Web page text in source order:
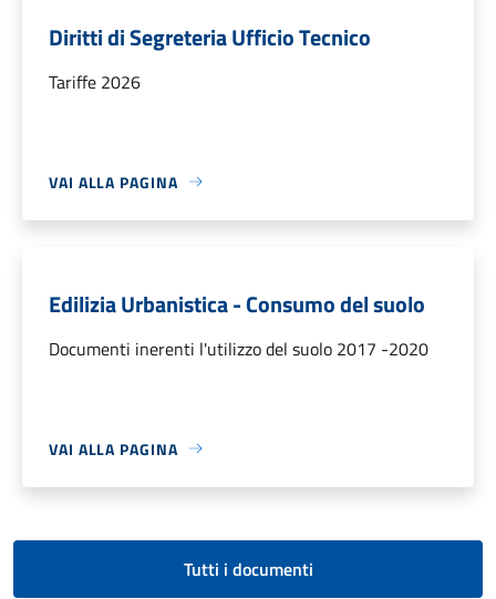
Diritti di Segreteria Ufficio Tecnico
Tariffe 2026
VAI ALLA PAGINA
Edilizia Urbanistica - Consumo del suolo
Documenti inerenti l'utilizzo del suolo 2017 -2020
VAI ALLA PAGINA
Tutti i documenti